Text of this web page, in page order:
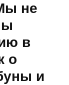
не
в
о
и